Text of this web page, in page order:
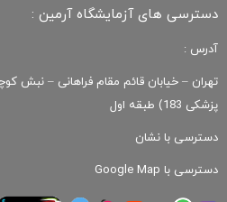
دسترسی های آزمایشگاه آرمین :
آدرس :
پزشکی 183) طبقه اول
دسترسی با نشان
دسترسی با Google Map